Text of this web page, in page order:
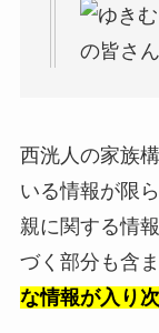
西洸人の家族
いる情報が限
親に関する情
づく部分も含
な情報が入り